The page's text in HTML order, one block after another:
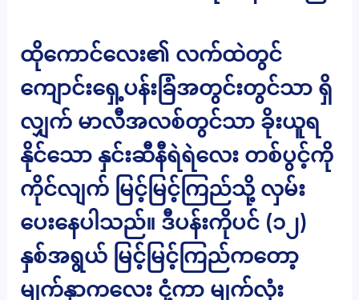
ထိုကောင်လေး၏ လက်ထဲတွင်
ကျောင်းရှေ့ပန်းခြံအတွင်းတွင်သာ ရှိ
လျှက် မာလီအလစ်တွင်သာ ခိုးယူရ
နိုင်သော နှင်းဆီနီရဲရဲလေး တစ်ပွင့်ကို
ကိုင်လျက် မြင့်မြင့်ကြည်သို့ လှမ်း
ပေးနေပါသည်။ ဒီပန်းကိုပင် (၁၂)
နှစ်အရွယ် မြင့်မြင့်ကြည်ကတော့
မျက်နှာကလေး ငုံ့ကာ မျက်လုံး